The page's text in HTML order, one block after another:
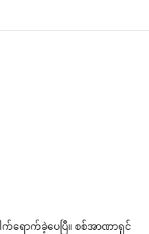
က်‌ရောက်ခဲ့‌ပေပြီ။ စစ်အာဏာရှင်